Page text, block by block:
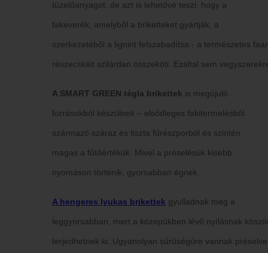
tüzelőanyagot, de azt is lehetővé teszi, hogy a
fakeverék, amelyből a briketteket gyártják, a
szerkezetéből a lignint felszabadítsa - a természetes
részecskéit szilárdan összeköti. Ezáltal sem
A SMART GREEN tégla brikettek is megújuló
forrásokból készülnek – elsődleges fakitermelésből
származó száraz és tiszta fűrészporból és szintén
magas a fűtőértékük. Mivel a préselésük kisebb
nyomáson történik, gyorsabban égnek.
A hengeres lyukas brikettek gyulladnak meg a
leggyorsabban, mert a közepükben lévő nyílásnak
terjedhetnek ki. Ugyanolyan sűrűségűre vannak